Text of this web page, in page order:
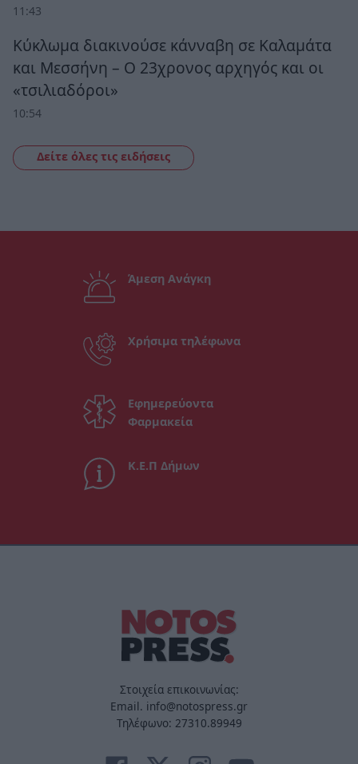
11:43
Κύκλωμα διακινούσε κάνναβη σε Καλαμάτα
και Μεσσήνη – Ο 23χρονος αρχηγός και οι
«τσιλιαδόροι»
10:54
Δείτε όλες τις ειδήσεις
Άμεση Ανάγκη
Χρήσιμα τηλέφωνα
Εφημερεύοντα
Φαρμακεία
Κ.Ε.Π Δήμων
Στοιχεία επικοινωνίας:
Email. info@notospress.gr
Τηλέφωνο: 27310.89949